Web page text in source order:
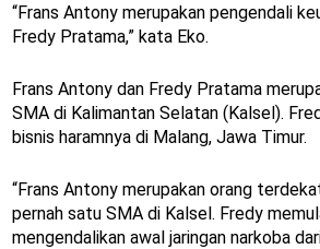
“Frans Antony merupakan pengendali
Fredy Pratama,” kata Eko.
Frans Antony dan Fredy Pratama
SMA di Kalimantan Selatan (Kalsel).
bisnis haramnya di Malang, Jawa Timur.
“Frans Antony merupakan orang
pernah satu SMA di Kalsel. Fredy
mengendalikan awal jaringan narkoba